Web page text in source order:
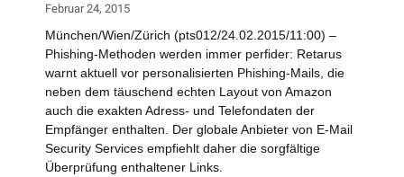
Februar 24, 2015
München/Wien/Zürich (pts012/24.02.2015/11:00) –
Phishing-Methoden werden immer perfider: Retarus
warnt aktuell vor personalisierten Phishing-Mails, die
neben dem täuschend echten Layout von Amazon
auch die exakten Adress- und Telefondaten der
Empfänger enthalten. Der globale Anbieter von E-Mail
Security Services empfiehlt daher die sorgfältige
Überprüfung enthaltener Links.